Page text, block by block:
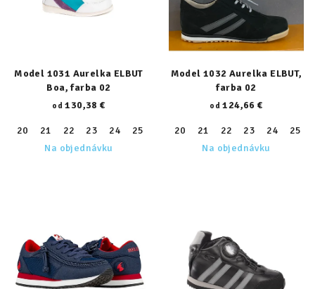
Model 1031 Aurelka ELBUT
Boa, farba 02
od 130,38 €
20 21 22 23 24 25 27 28 29 30 31
32
Na objednávku
Model 1032 Aurelka ELBUT,
farba 02
od 124,66 €
20 21 22 23 24 25
Na objednávku